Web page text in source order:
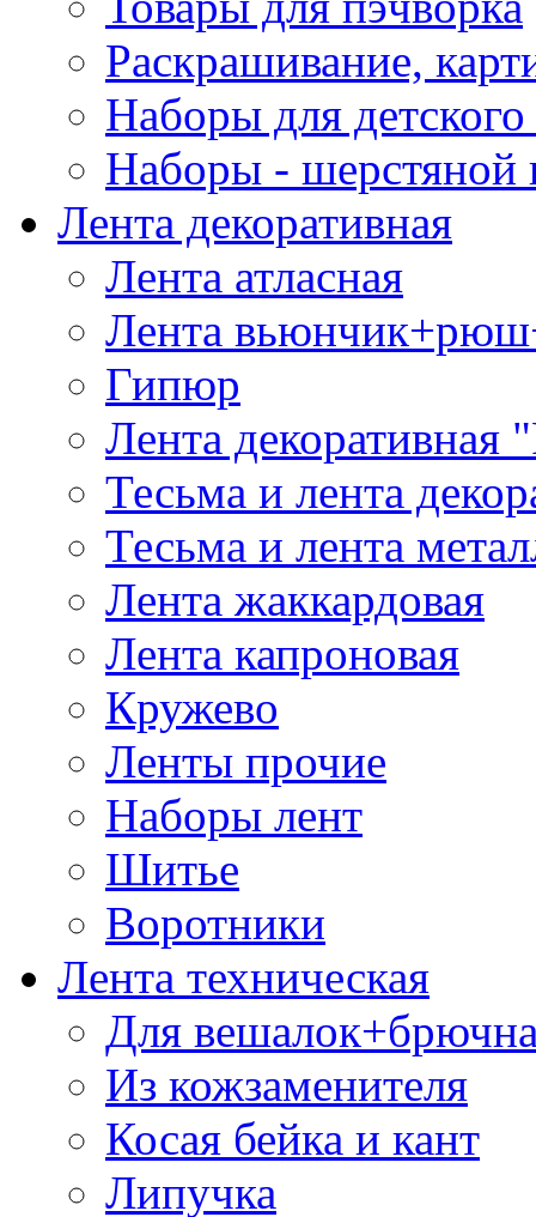
Раскрашивание,
Наборы для
Наборы - шерстяной
Лента декоративная
Лента атласная
Лента
Гипюр
Лента декоративная
Тесьма и лента
Тесьма и лента
Лента жаккардовая
Лента капроновая
Кружево
Ленты прочие
Наборы лент
Шитье
Воротники
Лента техническая
Для
Из кожзаменителя
Косая бейка и кант
Липучка